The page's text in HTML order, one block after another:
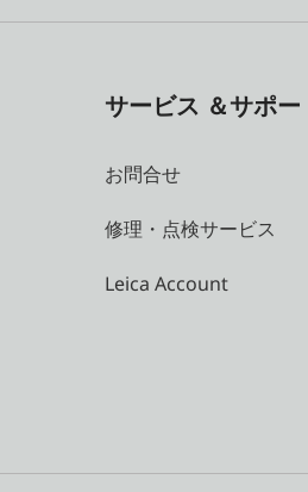
サービス ＆サポー
お問合せ
修理・点検サービス
Leica Account